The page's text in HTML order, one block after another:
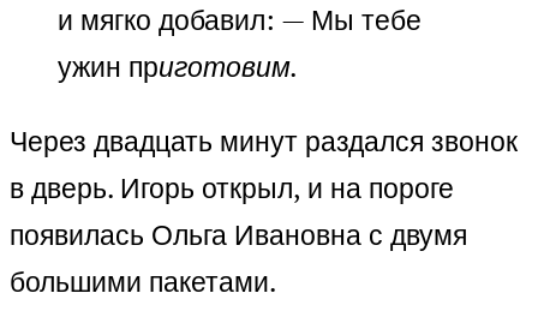
и мягко добавил: — Мы тебе
ужин приготовим.
Через двадцать минут раздался звонок
в дверь. Игорь открыл, и на пороге
появилась Ольга Ивановна с двумя
большими пакетами.